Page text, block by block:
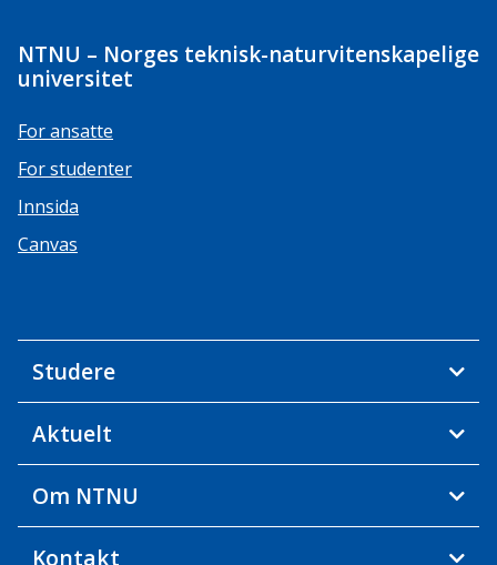
NTNU – Norges teknisk-naturvitenskapelige
universitet
For ansatte
For studenter
Innsida
Canvas
Studere
Aktuelt
Om NTNU
Kontakt